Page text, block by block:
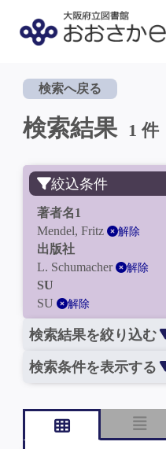
検索へ戻る
検索結果 1 件
絞込条件
著者名1
Mendel, Fritz
解除
出版社
L. Schumacher
解除
SU
SU
解除
検索結果を絞り込む
検索条件を表示する